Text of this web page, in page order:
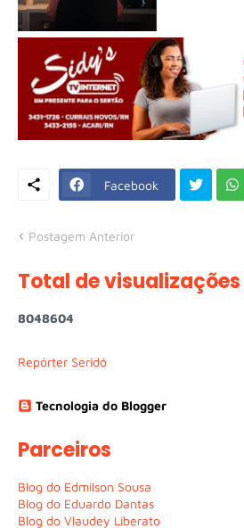
Facebook
Postagem Anterior
Total de
8048604
Repórter Seridó
Tecnologia do Blogger
Parceiros
Blog do Edmilson Sousa
Blog do Eduardo Dantas
Blog do Vlaudey Liberato